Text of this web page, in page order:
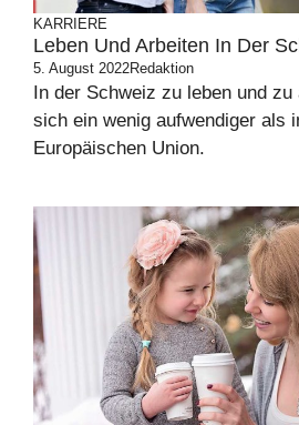
KARRIERE
Leben Und Arbeiten In Der
5. August 2022Redaktion
In der Schweiz zu leben und
sich ein wenig aufwendiger als
Europäischen Union.